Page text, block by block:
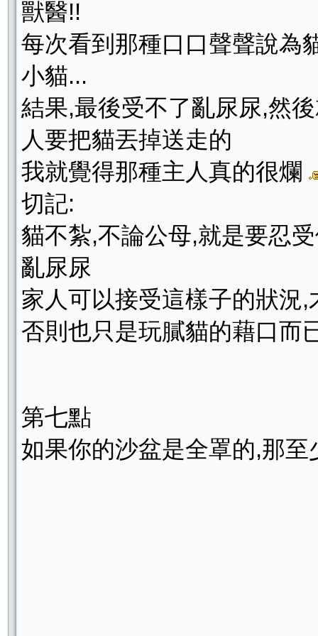
獸醫!!
每次看到那種口口聲聲說為
小貓...
結果,最後受不了亂尿尿,然
人要把貓丟掉送走的
我就覺得那種主人真的很爛
切記:
貓不紮,不論公母,就是要忍
亂尿尿
家人可以接受這樣子的狀況
否則也只是玩膩貓的藉口而
第七點
如果你的沙盆是全罩的,那